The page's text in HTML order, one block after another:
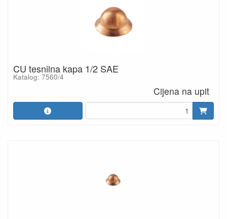
CU tesnilna kapa 1/2 SAE
Katalog: 7560/4
Cijena na upit